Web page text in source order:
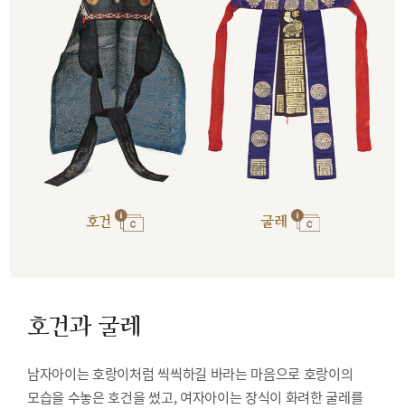
호건 굴레
호건과 굴레
남자아이는 호랑이처럼 씩씩하길 바라는 마음으로 호랑이의
모습을 수놓은 호건을 썼고, 여자아이는 장식이 화려한 굴레를